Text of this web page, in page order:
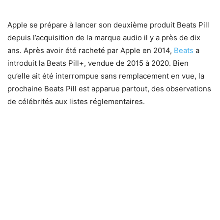
Apple se prépare à lancer son deuxième produit Beats Pill
depuis l’acquisition de la marque audio il y a près de dix
ans. Après avoir été racheté par Apple en 2014, Beats a
introduit la Beats Pill+, vendue de 2015 à 2020. Bien
qu’elle ait été interrompue sans remplacement en vue, la
prochaine Beats Pill est apparue partout, des observations
de célébrités aux listes réglementaires.